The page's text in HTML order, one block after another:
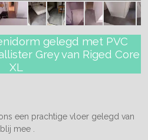
gelegd met PVC
Grey van Riged Core
XL
een prachtige vloer gelegd van
mee .